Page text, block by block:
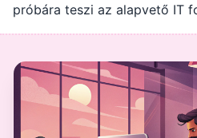
próbára teszi az alapvető IT